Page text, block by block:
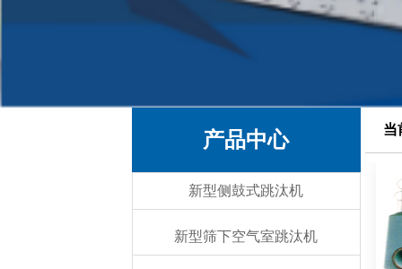
产品中心
新型侧鼓式跳汰机
新型筛下空气室跳汰机
当